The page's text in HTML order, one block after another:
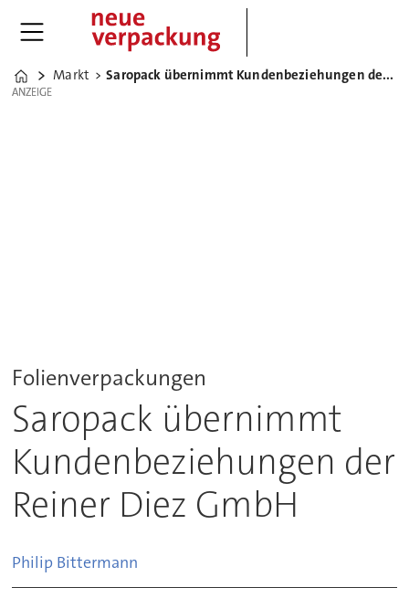
Home
Markt Saropack übernimmt Kundenbeziehungen der Reiner Diez GmbH
ANZEIGE
ANZEIGE
Folienverpackungen
Saropack übernimmt
Kundenbeziehungen der
Reiner Diez GmbH
Philip Bittermann